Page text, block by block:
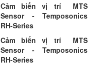
Cảm biến vị trí MTS
Sensor - Temposonics
RH-Series
Cảm biến vị trí MTS
Sensor - Temposonics
RH-Series